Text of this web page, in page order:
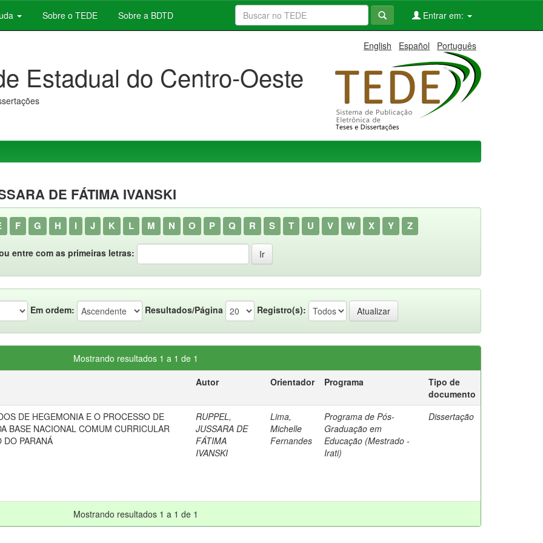
Sobre o TEDE Sobre a BDTD Entrar em:
English Español Português
Estadual do Centro-Oeste
DE FÁTIMA IVANSKI
F G H I J K L M N O P Q R S T U V W X Y Z
entre com as primeiras letras:
Em ordem: Resultados/Página Registro(s):
Mostrando resultados 1 a 1 de 1
Autor Orientador Programa
Tipo de
documento
DE HEGEMONIA E O PROCESSO DE
BASE NACIONAL COMUM CURRICULAR
DO PARANÁ
RUPPEL,
JUSSARA DE
FÁTIMA
IVANSKI
Lima,
Michelle
Fernandes
Programa de Pós-
Graduação em
Educação (Mestrado -
Irati)
Dissertação
Mostrando resultados 1 a 1 de 1